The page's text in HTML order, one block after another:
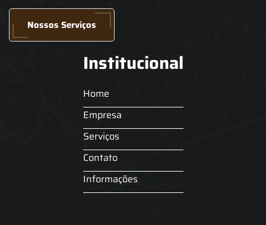
Nossos Serviços
Institucional
Home
Empresa
Serviços
Contato
Informações